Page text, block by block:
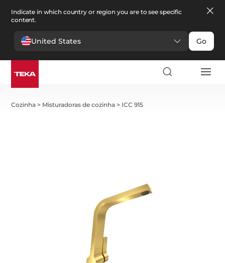
Indicate in which country or region you are to see specific
content.
United States Go
Cozinha > Misturadoras de cozinha > ICC 915